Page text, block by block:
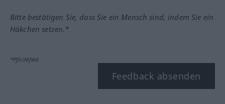
Bitte bestätigen Sie, dass Sie ein Mensch sind, indem Sie ein
Häkchen setzen.*
*Pflichtfeld
Feedback absenden